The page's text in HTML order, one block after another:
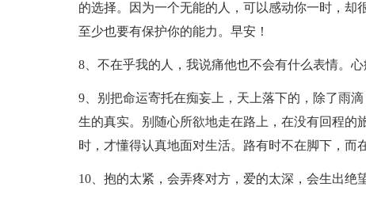
的选择。因为一个无能的人，可以感动你一时，却
至少也要有保护你的能力。早安！
8、不在乎我的人，我说痛他也不会有什么表情。
9、别把命运寄托在痴妄上，天上落下的，除了雨
生的真实。别随心所欲地走在路上，在没有回程的
时，才懂得认真地面对生活。路有时不在脚下，而
10、抱的太紧，会弄疼对方，爱的太深，会生出绝